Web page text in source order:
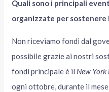
Quali sono i principali
organizzate per
Non riceviamo fondi dal
possibile grazie ai nostri
fondi principale è il New
ogni ottobre, durante il